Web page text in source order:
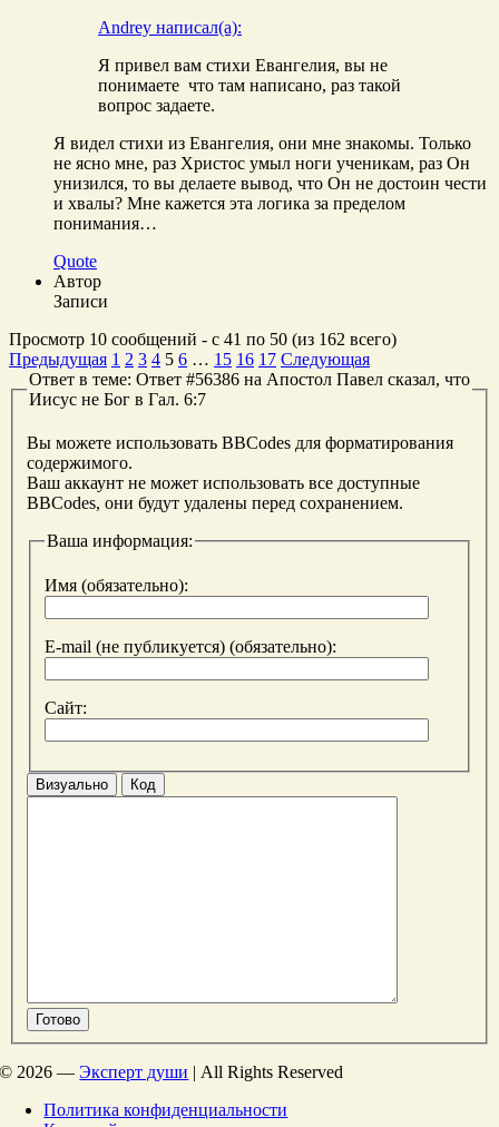
Andrey написал(а):
Я привел вам стихи Евангелия, вы не
понимаете что там написано, раз такой
вопрос задаете.
Я видел стихи из Евангелия, они мне знакомы. Только
не ясно мне, раз Христос умыл ноги ученикам, раз Он
унизился, то вы делаете вывод, что Он не достоин чести
и хвалы? Мне кажется эта логика за пределом
понимания…
Quote
Автор
Записи
Просмотр 10 сообщений - с 41 по 50 (из 162 всего)
Предыдущая 1 2 3 4 5 6 … 15 16 17 Следующая
Ответ в теме: Ответ #56386 на Апостол Павел сказал, что
Иисус не Бог в Гал. 6:7
Вы можете использовать BBCodes для форматирования
содержимого.
Ваш аккаунт не может использовать все доступные
BBCodes, они будут удалены перед сохранением.
Ваша информация:
Имя (обязательно):
E-mail (не публикуется) (обязательно):
Сайт:
Визуально Код
Готово
© 2026 —Эксперт души | All Rights Reserved
Политика конфиденциальности